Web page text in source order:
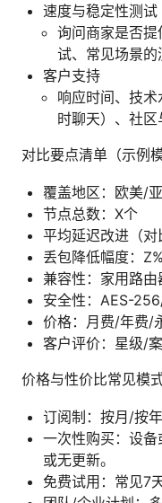
速度与稳定性测试
询问商家是否
试、常见场景的
客户支持
响应时间、技
时聊天）、社区
对比要点清单（示例模
覆盖地区：欧美/
节点总数：X个
平均延迟改进（
丢包降低幅度：Z%
兼容性：家用路
安全性：AES-
价格：月费/年费/
客户评价：星级/
价格与性价比常见模式
订阅制：按月/按
一次性购买：设
或无更新。
免费试用：常见7